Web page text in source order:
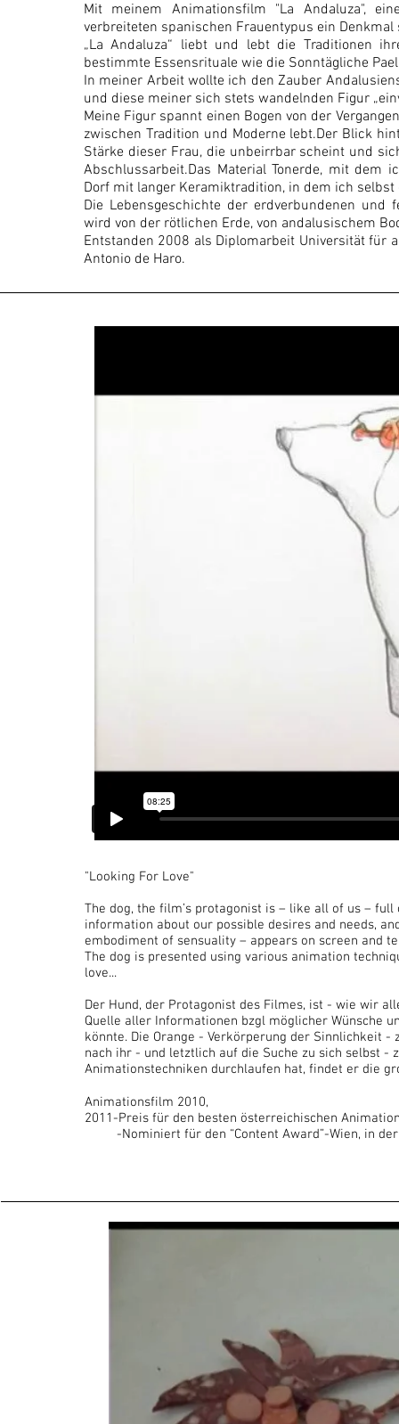
Mit meinem Animationsfilm "La Andaluza",
verbreiteten spanischen Frauentypus ein Denkmal
„La Andaluza“ liebt und lebt die Traditionen
bestimmte Essensrituale wie die Sonntägliche
In meiner Arbeit wollte ich den Zauber
und diese meiner sich stets wandelnden Figur
Meine Figur spannt einen Bogen von der
zwischen Tradition und Moderne lebt.Der Blick
Stärke dieser Frau, die unbeirrbar scheint und
Abschlussarbeit.Das Material Tonerde, mit dem
Dorf mit langer Keramiktradition, in dem ich selbst
Die Lebensgeschichte der erdverbundenen
wird von der rötlichen Erde, von andalusischem
Entstanden 2008 als Diplomarbeit Universität für
Antonio de Haro.
"Looking For Love"
The dog, the film’s protagonist is – like all of us –
information about our possible desires and needs,
embodiment of sensuality – appears on screen and
The dog is presented using various animation
love...
Der Hund, der Protagonist des Filmes, ist - wie wir
Quelle aller Informationen bzgl möglicher Wünsche
könnte. Die Orange - Verkörperung der Sinnlichkeit
nach ihr - und letztlich auf die Suche zu sich selbst -
Animationstechniken durchlaufen hat, findet er die
Animationsfilm 2010,
2011-Preis für den besten österreichischen
-Nominiert für den “Content Award”-Wien, in der